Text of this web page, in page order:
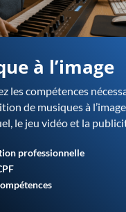
à l’image
les compétences
de musiques à l’image
le jeu vidéo et la
professionnelle